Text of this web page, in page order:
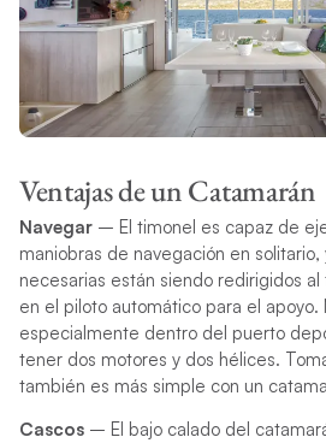
Ventajas de un Catamarán
Navegar– El timonel es capaz de
maniobras de navegación en solitario,
necesarias están siendo redirigidos
en el piloto automático para el apoyo.
especialmente dentro del puerto
tener dos motores y dos hélices.
también es más simple con un
Cascos– El bajo calado del